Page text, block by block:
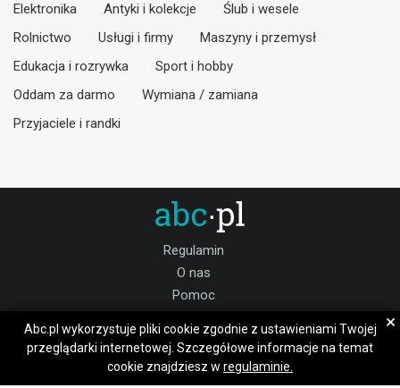
Elektronika
Antyki i kolekcje
Ślub i wesele
Rolnictwo
Usługi i firmy
Maszyny i przemysł
Edukacja i rozrywka
Sport i hobby
Oddam za darmo
Wymiana / zamiana
Przyjaciele i randki
Regulamin
O nas
Pomoc
Praca świebodziński
Dołącz do nas:
Abc.pl wykorzystuje pliki cookie zgodnie z ustawieniami Twojej
przeglądarki internetowej. Szczegółowe informacje na temat
cookie znajdziesz w regulaminie.
×